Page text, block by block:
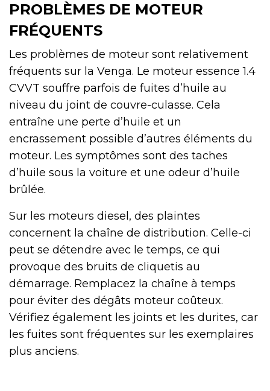
PROBLÈMES DE MOTEUR
FRÉQUENTS
Les problèmes de moteur sont relativement
fréquents sur la Venga. Le moteur essence 1.4
CVVT souffre parfois de fuites d’huile au
niveau du joint de couvre-culasse. Cela
entraîne une perte d’huile et un
encrassement possible d’autres éléments du
moteur. Les symptômes sont des taches
d’huile sous la voiture et une odeur d’huile
brûlée.
Sur les moteurs diesel, des plaintes
concernent la chaîne de distribution. Celle-ci
peut se détendre avec le temps, ce qui
provoque des bruits de cliquetis au
démarrage. Remplacez la chaîne à temps
pour éviter des dégâts moteur coûteux.
Vérifiez également les joints et les durites, car
les fuites sont fréquentes sur les exemplaires
plus anciens.